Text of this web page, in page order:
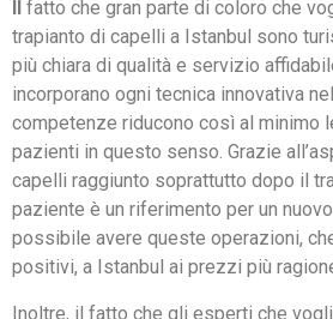
fatto che gran parte di coloro che
trapianto di capelli a Istanbul sono
più chiara di qualità e servizio
incorporano ogni tecnica innovativa
competenze riducono così al minimo
pazienti in questo senso. Grazie
capelli raggiunto soprattutto dopo il
paziente è un riferimento per un
possibile avere queste operazioni,
positivi, a Istanbul ai prezzi più
Inoltre, il fatto che gli esperti che